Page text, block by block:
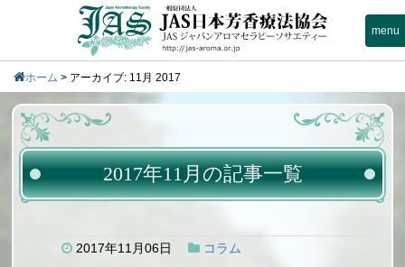
menu
ホーム > アーカイブ: 11月 2017
2017年11月の記事一覧
2017年11月06日 コラム